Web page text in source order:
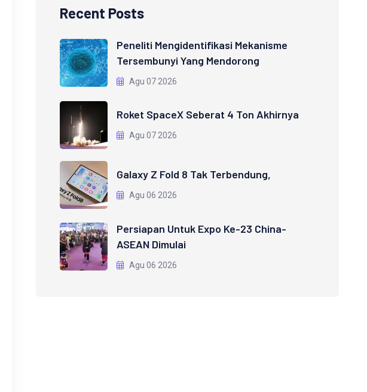
Recent Posts
Peneliti Mengidentifikasi Mekanisme
Tersembunyi Yang Mendorong
Agu 07 2026
Roket SpaceX Seberat 4 Ton Akhirnya
Agu 07 2026
Galaxy Z Fold 8 Tak Terbendung,
Agu 06 2026
Persiapan Untuk Expo Ke-23 China-
ASEAN Dimulai
Agu 06 2026